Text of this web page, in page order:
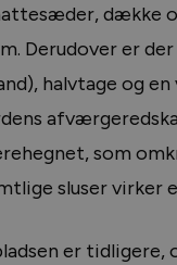
dække
Derudover er
halvtage og
som
sluser virker
er tidligere,